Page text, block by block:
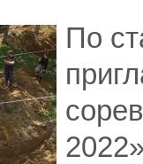
По